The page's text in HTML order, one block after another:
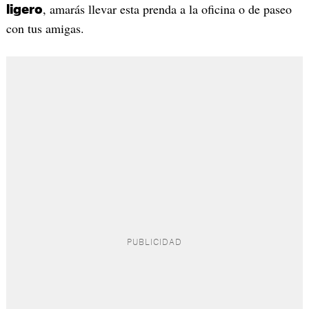
ligero, amarás llevar esta prenda a la oficina o de paseo
con tus amigas.